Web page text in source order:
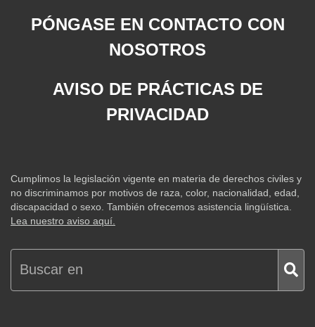
PÓNGASE EN CONTACTO CON
NOSOTROS
AVISO DE PRÁCTICAS DE
PRIVACIDAD
Cumplimos la legislación vigente en materia de derechos civiles y
no discriminamos por motivos de raza, color, nacionalidad, edad,
discapacidad o sexo. También ofrecemos asistencia lingüística.
Lea nuestro aviso aquí.